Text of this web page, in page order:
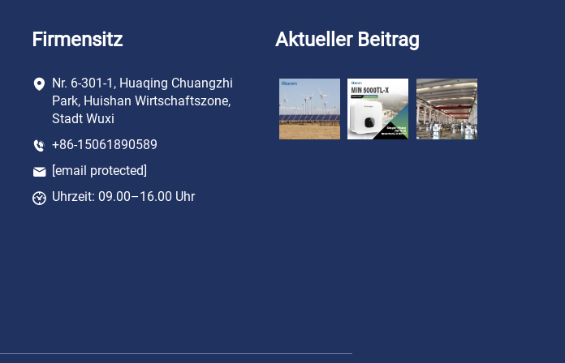
Firmensitz
Nr. 6-301-1, Huaqing Chuangzhi
Park, Huishan Wirtschaftszone,
Stadt Wuxi
+86-15061890589
[email protected]
Uhrzeit: 09.00–16.00 Uhr
Aktueller Beitrag